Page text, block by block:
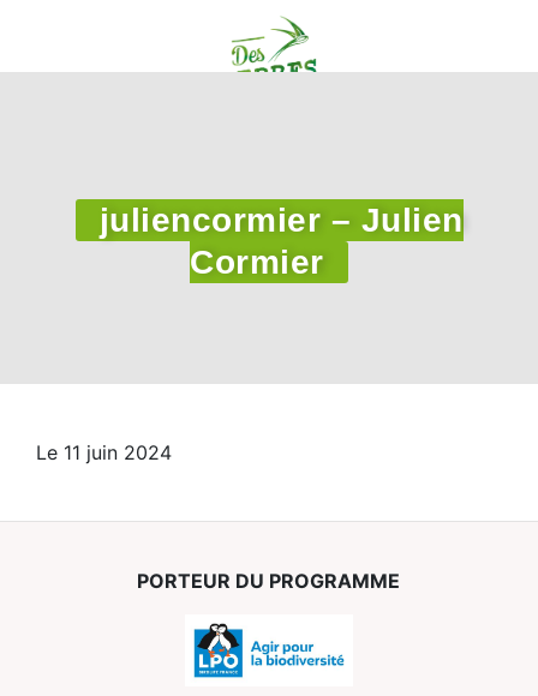
juliencormier – Julien
Cormier
Le 11 juin 2024
PORTEUR DU PROGRAMME